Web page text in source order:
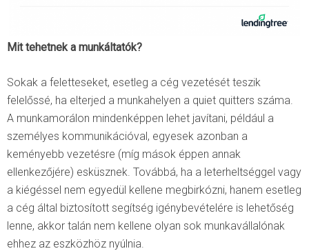
Mit tehetnek a munkáltatók?
Sokak a feletteseket, esetleg a cég vezetését teszik
felelőssé, ha elterjed a munkahelyen a quiet quitters száma.
A munkamorálon mindenképpen lehet javítani, például a
személyes kommunikációval, egyesek azonban a
keményebb vezetésre (míg mások éppen annak
ellenkezőjére) esküsznek. Továbbá, ha a leterheltséggel vagy
a kiégéssel nem egyedül kellene megbirkózni, hanem esetleg
a cég által biztosított segítség igénybevételére is lehetőség
lenne, akkor talán nem kellene olyan sok munkavállalónak
ehhez az eszközhöz nyúlnia.